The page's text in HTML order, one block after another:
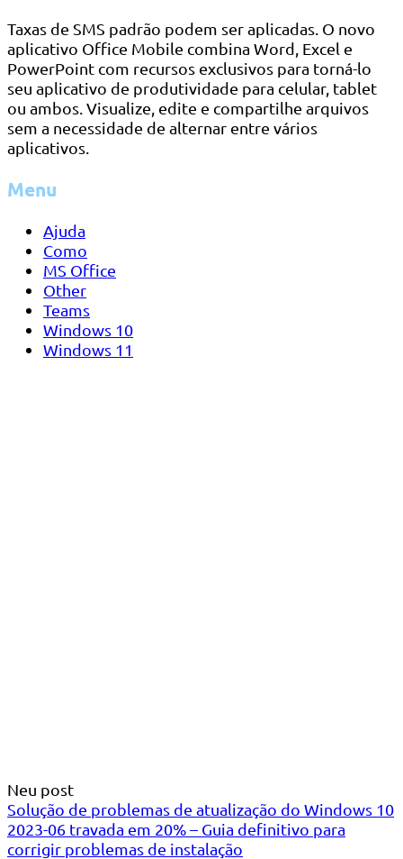
Taxas de SMS padrão podem ser aplicadas. O novo
aplicativo Office Mobile combina Word, Excel e
PowerPoint com recursos exclusivos para torná-lo
seu aplicativo de produtividade para celular, tablet
ou ambos. Visualize, edite e compartilhe arquivos
sem a necessidade de alternar entre vários
aplicativos.
Menu
Ajuda
Como
MS Office
Other
Teams
Windows 10
Windows 11
Neu post
Solução de problemas de atualização do Windows 10
2023-06 travada em 20% – Guia definitivo para
corrigir problemas de instalação